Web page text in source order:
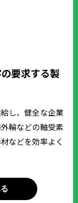
要求する製
し、健全な企業
輪などの軸受素
などを効率よく